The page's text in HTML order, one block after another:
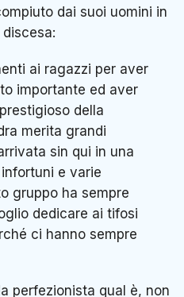
dai suoi uomini in
discesa:
ai ragazzi per aver
importante ed aver
della
merita grandi
sin qui in una
e varie
gruppo ha sempre
dedicare ai tifosi
ci hanno sempre
perfezionista qual è, non